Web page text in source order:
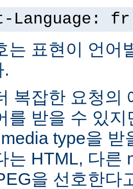
Language: fr
는 표현이 언어
.
복잡한 요청의
를 받을 수 있
type을
는 HTML, 다른
을 선호한다